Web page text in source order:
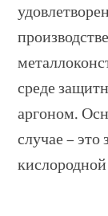
среде
аргоном.
случае – это